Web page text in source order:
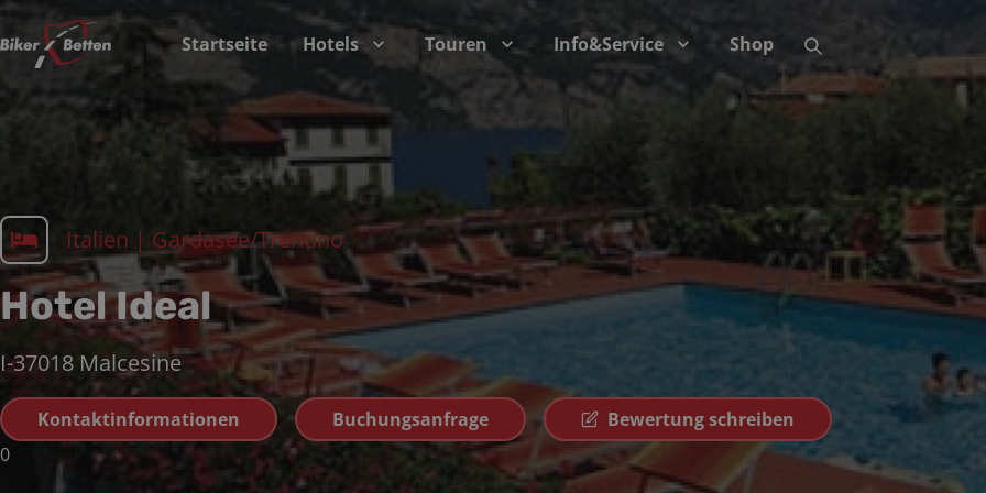
Startseite Hotels Touren Info&Service Shop
Italien | Gardasee/Trentino
Hotel Ideal
I-37018 Malcesine
Kontaktinformationen Buchungsanfrage
Bewertung schreiben
0